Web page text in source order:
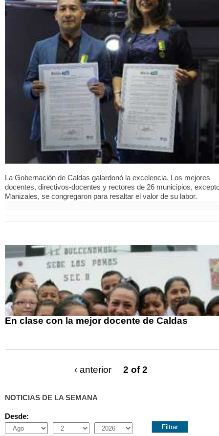
La Gobernación de Caldas galardonó la excelencia. Los mejores
docentes, directivos-docentes y rectores de 26 municipios,
Manizales, se congregaron para resaltar el valor de su labor.
En clase con la mejor docente de Caldas
‹ anterior 2 of 2
NOTICIAS DE LA SEMANA
Desde:
Month
Day Year